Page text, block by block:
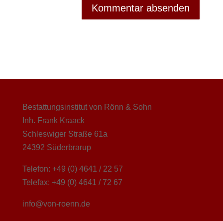
Bestattungsinstitut von Rönn & Sohn
Inh. Frank Kraack
Schleswiger Straße 61a
24392 Süderbrarup
Telefon: +49 (0) 4641 / 22 57
Telefax: +49 (0) 4641 / 72 67
info@von-roenn.de